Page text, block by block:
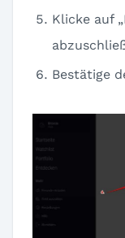
Klicke auf
Bestätige